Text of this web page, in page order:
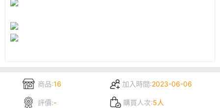
商品:16 加入時間:2023-06-06
評價:- 購買人次:5人